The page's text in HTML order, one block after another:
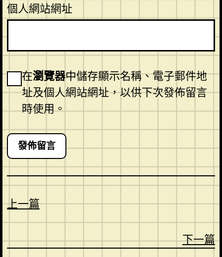
個人網站網址
在瀏覽器中儲存顯示名稱、電子郵件地
址及個人網站網址，以供下次發佈留言
時使用。
上一篇
下一篇